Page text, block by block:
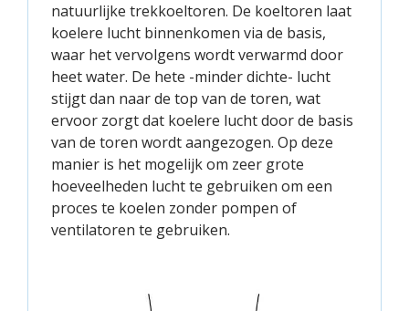
natuurlijke trekkoeltoren. De koeltoren laat
koelere lucht binnenkomen via de basis,
waar het vervolgens wordt verwarmd door
heet water. De hete -minder dichte- lucht
stijgt dan naar de top van de toren, wat
ervoor zorgt dat koelere lucht door de basis
van de toren wordt aangezogen. Op deze
manier is het mogelijk om zeer grote
hoeveelheden lucht te gebruiken om een
proces te koelen zonder pompen of
ventilatoren te gebruiken.